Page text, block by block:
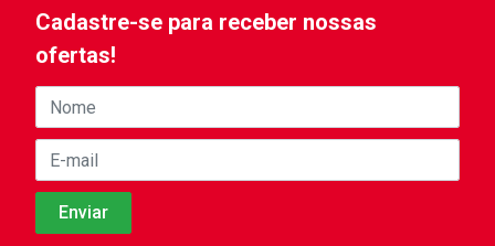
Cadastre-se para receber nossas
ofertas!